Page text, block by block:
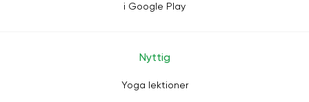
i Google Play
Nyttig
Yoga lektioner